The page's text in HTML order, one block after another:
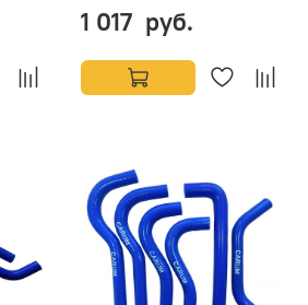
1 017 руб.